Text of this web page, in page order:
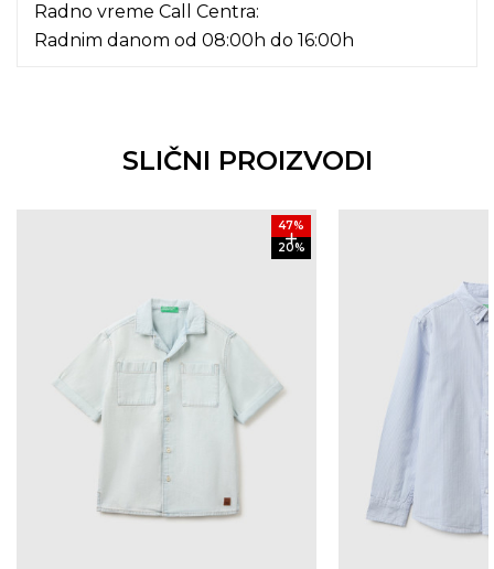
Radno vreme Call Centra:
Radnim danom od 08:00h do 16:00h
SLIČNI PROIZVODI
47%
20%